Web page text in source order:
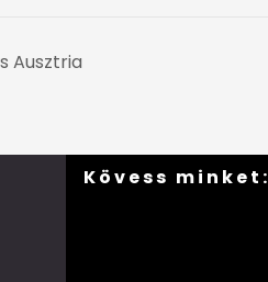
Ausztria
Kövess minket: